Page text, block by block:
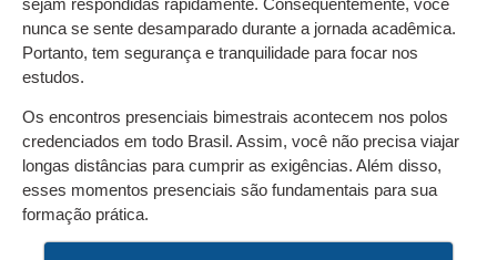
nunca se sente desamparado durante a jornada acadêmica.
Portanto, tem segurança e tranquilidade para focar nos
estudos.
Os encontros presenciais bimestrais acontecem nos polos
credenciados em todo Brasil. Assim, você não precisa viajar
longas distâncias para cumprir as exigências. Além disso,
esses momentos presenciais são fundamentais para sua
formação prática.